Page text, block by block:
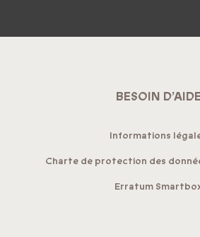
BESOIN D’AIDE
Informations
Charte de protection des
Erratum